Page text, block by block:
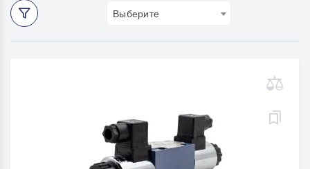
Выберите